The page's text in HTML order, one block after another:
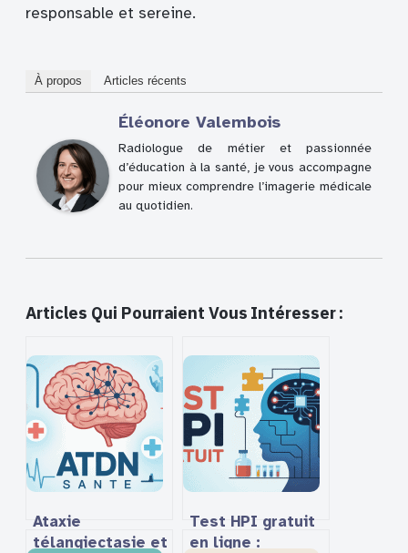
responsable et sereine.
À propos Articles récents
Éléonore Valembois
Radiologue de métier et passionnée
d’éducation à la santé, je vous accompagne
pour mieux comprendre l’imagerie médicale
au quotidien.
Articles Qui Pourraient Vous Intéresser :
Ataxie
télangiectasie et
Test HPI gratuit
en ligne :